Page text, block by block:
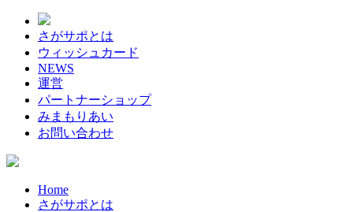
さがサポとは
ウィッシュカード
NEWS
運営
パートナーショップ
みまもりあい
お問い合わせ
Home
さがサポとは